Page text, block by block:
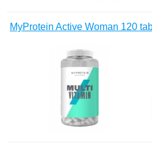
MyProtein Active Woman 120